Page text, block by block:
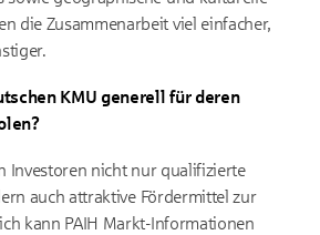
die Zusammenarbeit viel einfacher,
KMU generell für deren
Investoren nicht nur qualifizierte
auch attraktive Fördermittel zur
kann PAIH Markt-Informationen